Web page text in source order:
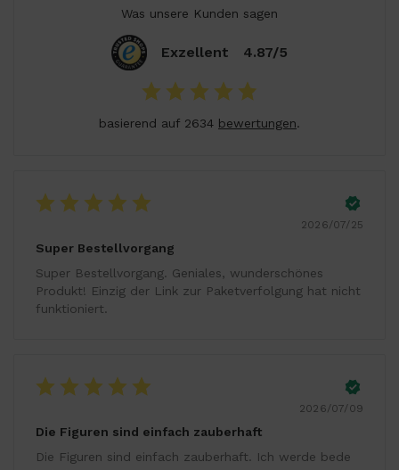
Was unsere Kunden sagen
Exzellent 4.87/5
basierend auf 2634 bewertungen.
2026/07/25
Super Bestellvorgang
Super Bestellvorgang. Geniales, wunderschönes
Produkt! Einzig der Link zur Paketverfolgung hat nicht
funktioniert.
2026/07/09
Die Figuren sind einfach zauberhaft
Die Figuren sind einfach zauberhaft. Ich werde bede